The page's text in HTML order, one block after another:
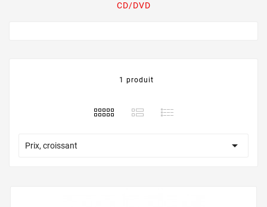
CD/DVD
1 produit
Prix, croissant 